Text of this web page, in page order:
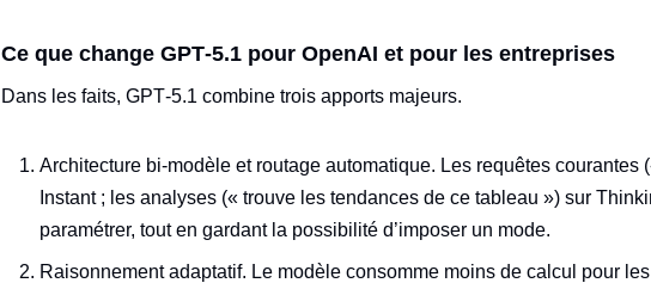
Ce que change GPT‑5.1 pour OpenAI et pour les entreprises
Dans les faits, GPT‑5.1 combine trois apports majeurs.
Architecture bi‑modèle et routage automatique. Les requêtes courantes
Instant ; les analyses (« trouve les tendances de ce tableau ») sur
paramétrer, tout en gardant la possibilité d’imposer un mode.
Raisonnement adaptatif. Le modèle consomme moins de calcul pour